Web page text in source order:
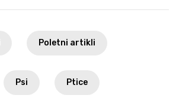
Poletni artikli
Psi Ptice